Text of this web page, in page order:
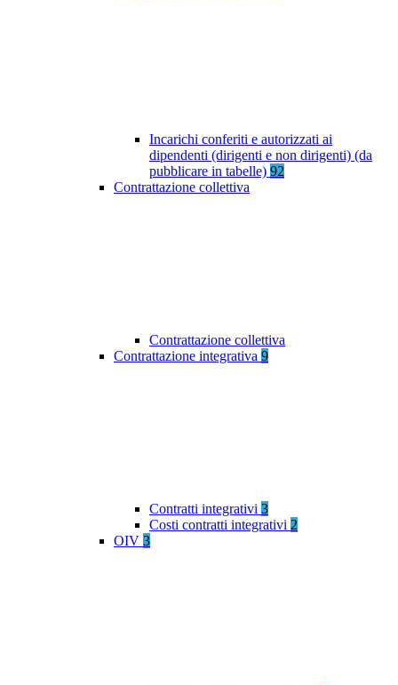
Incarichi conferiti e autorizzati ai
dipendenti (dirigenti e non dirigenti) (da
pubblicare in tabelle) 92
Contrattazione collettiva
Contrattazione collettiva
Contrattazione integrativa 9
Contratti integrativi 3
Costi contratti integrativi 2
OIV 3